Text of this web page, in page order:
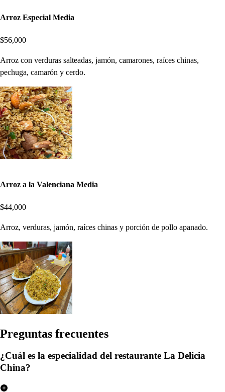
Arroz Especial Media
$56,000
Arroz con verduras salteadas, jamón, camarones, raíces chinas,
pechuga, camarón y cerdo.
Arroz a la Valenciana Media
$44,000
Arroz, verduras, jamón, raíces chinas y porción de pollo apanado.
Preguntas frecuentes
¿Cuál es la especialidad del restaurante La Delicia
China?